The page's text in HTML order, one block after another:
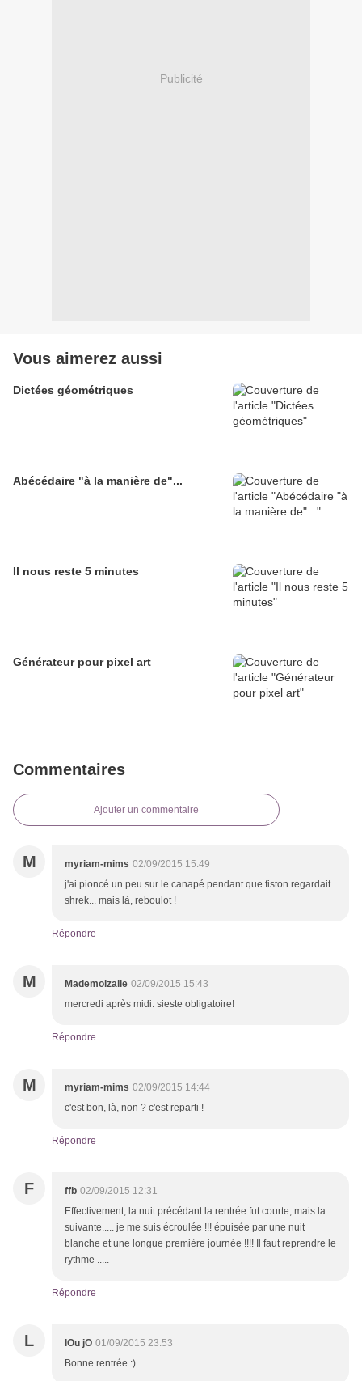
Publicité
Vous aimerez aussi
Dictées géométriques
Abécédaire "à la manière de"...
Il nous reste 5 minutes
Générateur pour pixel art
Commentaires
Ajouter un commentaire
M myriam-mims 02/09/2015 15:49
j'ai pioncé un peu sur le canapé pendant que fiston regardait
shrek... mais là, reboulot !
Répondre
M Mademoizaile 02/09/2015 15:43
mercredi après midi: sieste obligatoire!
Répondre
M myriam-mims 02/09/2015 14:44
c'est bon, là, non ? c'est reparti !
Répondre
F ffb 02/09/2015 12:31
Effectivement, la nuit précédant la rentrée fut courte, mais la
suivante..... je me suis écroulée !!! épuisée par une nuit
blanche et une longue première journée !!!! Il faut reprendre le
rythme .....
Répondre
L lOu jO 01/09/2015 23:53
Bonne rentrée :)